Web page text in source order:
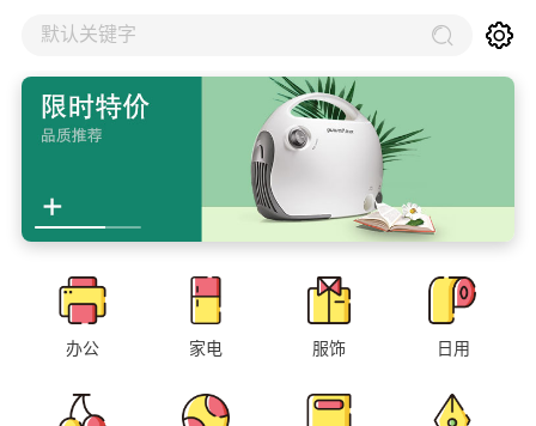
默认关键字
办公 家电 服饰 日用